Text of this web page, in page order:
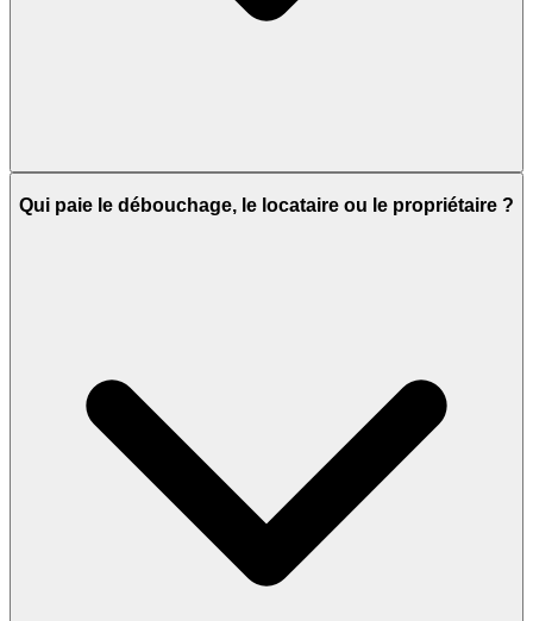
Qui paie le débouchage, le locataire ou le propriétaire ?